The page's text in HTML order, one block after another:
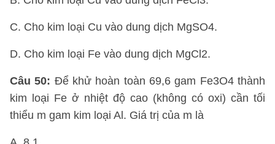
C. Cho kim loại Cu vào dung dịch MgSO4.
D. Cho kim loại Fe vào dung dịch MgCl2.
Câu 50: Để khử hoàn toàn 69,6 gam Fe3O4 thành
kim loại Fe ở nhiệt độ cao (không có oxi) cần tối
thiểu m gam kim loại Al. Giá trị của m là